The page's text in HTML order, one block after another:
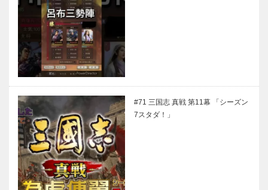
#71 三国志 真戦 第11幕 「シーズン
7スタダ！」